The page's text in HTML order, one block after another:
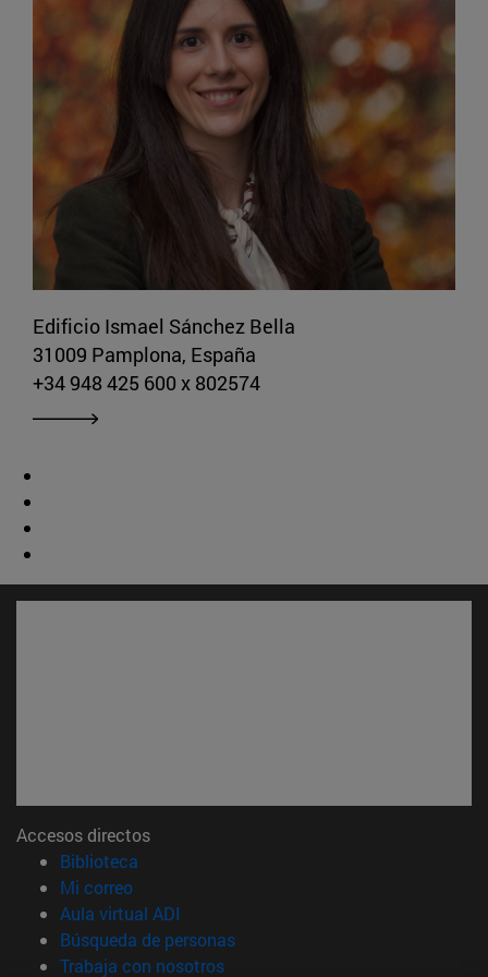
Edificio Ismael Sánchez Bella
31009 Pamplona, España
+34 948 425 600 x 802574
Accesos directos
Biblioteca
Mi correo(abre en nueva ventana)
Aula virtual ADI
Búsqueda de personas(abre en nueva ventana)
Trabaja con nosotros(abre en nueva ventana)